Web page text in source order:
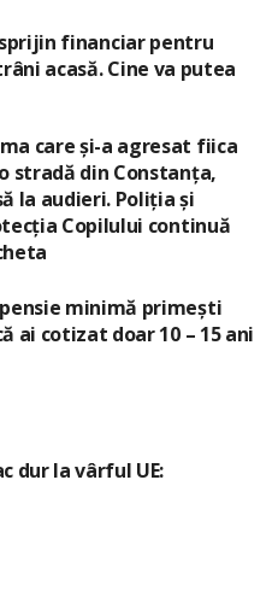
financiar pentru
acasă. Cine va putea
care și-a agresat fiica
stradă din Constanța,
la audieri. Poliția și
Copilului continuă
minimă primești
ai cotizat doar 10 – 15 ani
dur la vârful UE: